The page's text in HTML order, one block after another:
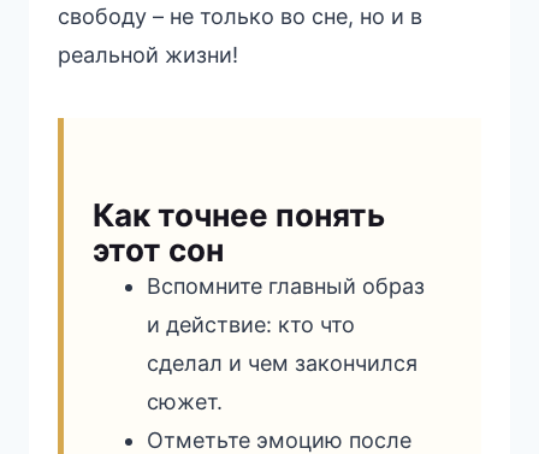
свободу – не только во сне, но и в
реальной жизни!
Как точнее понять
этот сон
Вспомните главный образ
и действие: кто что
сделал и чем закончился
сюжет.
Отметьте эмоцию после